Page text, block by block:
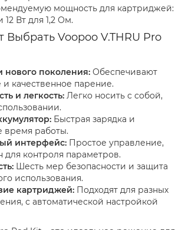
мощность для картриджей:
12 Вт для 1,2 Ом.
Выбрать Voopoo V.THRU Pro
нового поколения: Обеспечивают
и качественное парение.
и легкость: Легко носить с собой,
Быстрая зарядка и
время работы.
интерфейс: Простое управление,
для контроля параметров.
Шесть мер безопасности и защита
использования.
картриджей: Подходят для разных
с автоматической настройкой